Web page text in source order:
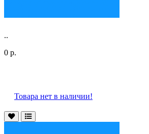
..
0 р.
Товара нет в наличии!